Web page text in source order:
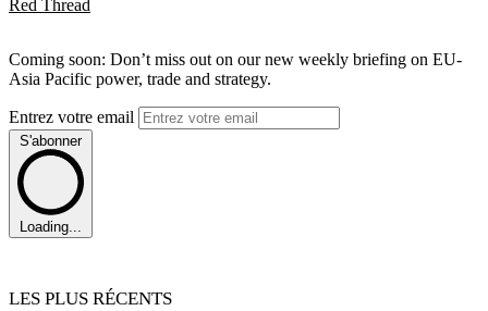
Red Thread
Coming soon: Don’t miss out on our new weekly briefing on EU-
Asia Pacific power, trade and strategy.
Entrez votre email
S'abonner
Loading...
LES PLUS RÉCENTS